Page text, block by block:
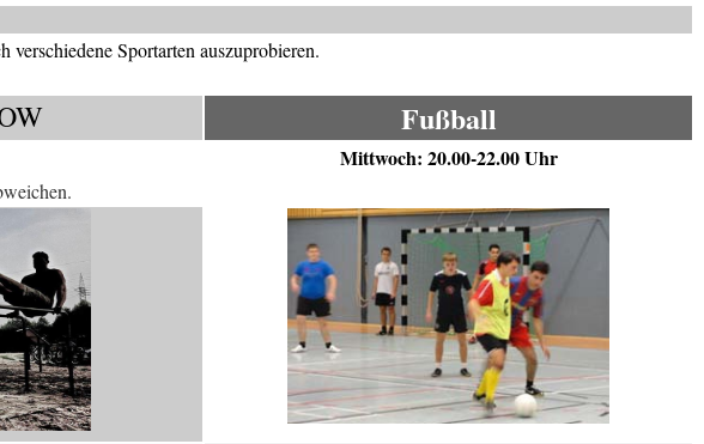
Sportarten auszuprobieren.
Fußball
Mittwoch: 20.00-22.00 Uhr